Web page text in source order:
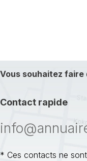
Vous souhaitez
Contact rapide
* Ces contacts ne